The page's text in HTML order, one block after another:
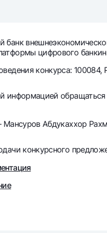
вопросы
цифрового
конкурса: 100084,
информацией обращаться
Мансуров Абдукаххор
конкурсного